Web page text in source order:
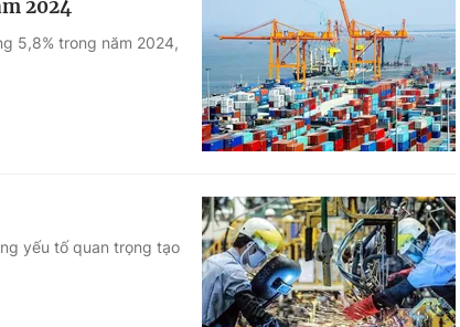
2024
5,8% trong năm 2024,
yếu tố quan trọng tạo